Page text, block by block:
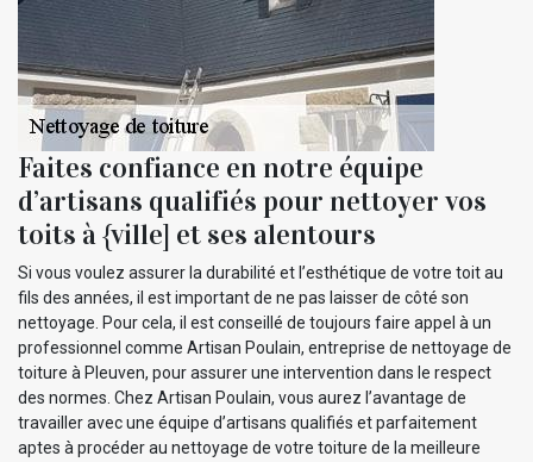
Faites confiance en notre équipe
d’artisans qualifiés pour nettoyer vos
toits à {ville] et ses alentours
Si vous voulez assurer la durabilité et l’esthétique de votre toit au
fils des années, il est important de ne pas laisser de côté son
nettoyage. Pour cela, il est conseillé de toujours faire appel à un
professionnel comme Artisan Poulain, entreprise de nettoyage de
toiture à Pleuven, pour assurer une intervention dans le respect
des normes. Chez Artisan Poulain, vous aurez l’avantage de
travailler avec une équipe d’artisans qualifiés et parfaitement
aptes à procéder au nettoyage de votre toiture de la meilleure